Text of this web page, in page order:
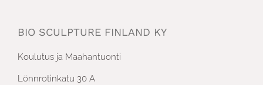
BIO SCULPTURE FINLAND KY
Koulutus ja Maahantuonti
Lönnrotinkatu 30 A